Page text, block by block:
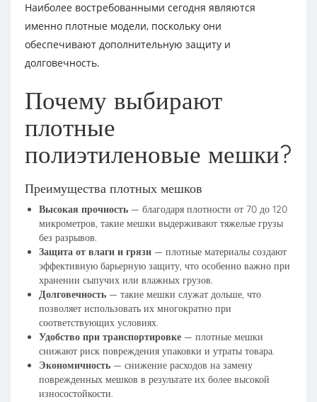
Наиболее востребованными сегодня являются
именно плотные модели, поскольку они
обеспечивают дополнительную защиту и
долговечность.
Почему выбирают
плотные
полиэтиленовые мешки?
Преимущества плотных мешков
Высокая прочность — благодаря плотности от 70 до 120
микрометров, такие мешки выдерживают тяжелые грузы
без разрывов.
Защита от влаги и грязи — плотные материалы создают
эффективную барьерную защиту, что особенно важно при
хранении сыпучих или влажных грузов.
Долговечность — такие мешки служат дольше, что
позволяет использовать их многократно при
соответствующих условиях.
Удобство при транспортировке — плотные мешки
снижают риск повреждения упаковки и утраты товара.
Экономичность — снижение расходов на замену
поврежденных мешков в результате их более высокой
износостойкости.